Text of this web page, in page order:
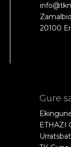
20100
Gure
ETHAZI